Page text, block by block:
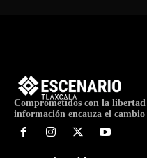
Comprometidos con la
información encauza el cambio